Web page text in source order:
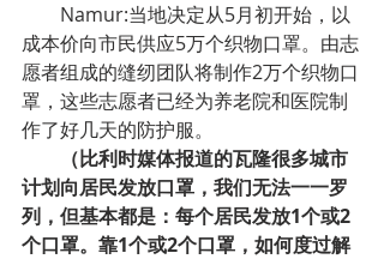
Namur:当地决定从5月初开始，以
成本价向市民供应5万个织物口罩。由志
愿者组成的缝纫团队将制作2万个织物口
罩，这些志愿者已经为养老院和医院制
作了好几天的防护服。
（比利时媒体报道的瓦隆很多城市
计划向居民发放口罩，我们无法一一罗
列，但基本都是：每个居民发放1个或2
个口罩。靠1个或2个口罩，如何度过解